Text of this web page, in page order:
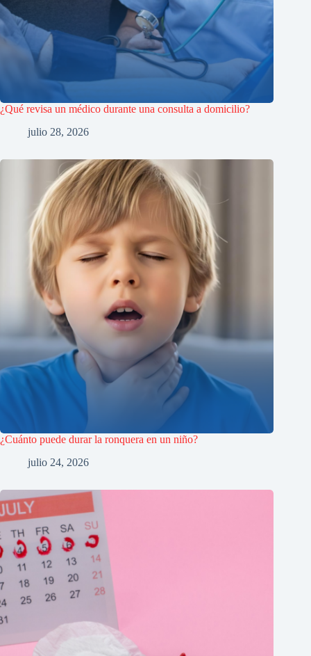
¿Qué revisa un médico durante una consulta a domicilio?
julio 28, 2026
¿Cuánto puede durar la ronquera en un niño?
julio 24, 2026